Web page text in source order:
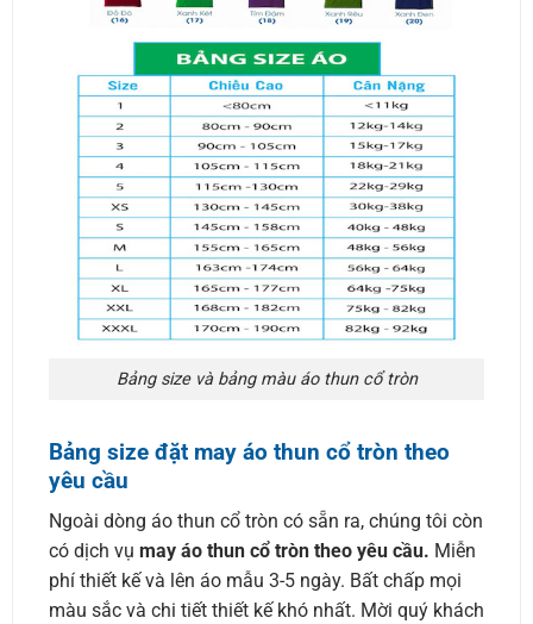
Bảng size và bảng màu áo thun cổ tròn
Bảng size đặt may áo thun cổ tròn theo
yêu cầu
Ngoài dòng áo thun cổ tròn có sẵn ra, chúng tôi còn
có dịch vụ may áo thun cổ tròn theo yêu cầu. Miễn
phí thiết kế và lên áo mẫu 3-5 ngày. Bất chấp mọi
màu sắc và chi tiết thiết kế khó nhất. Mời quý khách